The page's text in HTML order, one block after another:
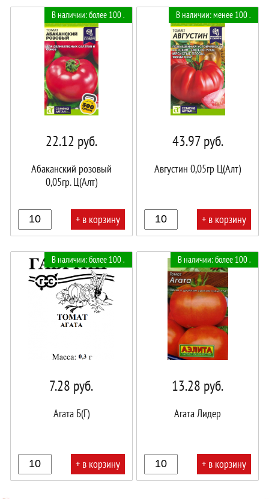
В наличии: более 100 .
22.12 руб.
Абаканский розовый
0,05гр. Ц(Алт)
+ в корзину
корзине!
В наличии: менее 100 .
43.97руб.
Августин 0,05гр Ц(Алт)
+ в корзину
В наличии: более 100 .
7.28 руб.
Агата Б(Г)
+ в корзину
В наличии: более 100 .
13.28 руб.
Агата Лидер
+ в корзину